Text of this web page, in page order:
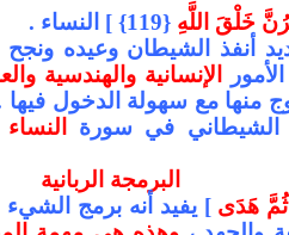
خَلْقَ اللَّهِ {119} ] النساء .
أنفذ الشيطان وعيده
الإنسانية والهندسية
منها مع سهولة الدخول فيها
الشيطاني في سورة
النساء
البرمجة الربانية
ثُمَّ هَدَى ] يفيد أنه برمج